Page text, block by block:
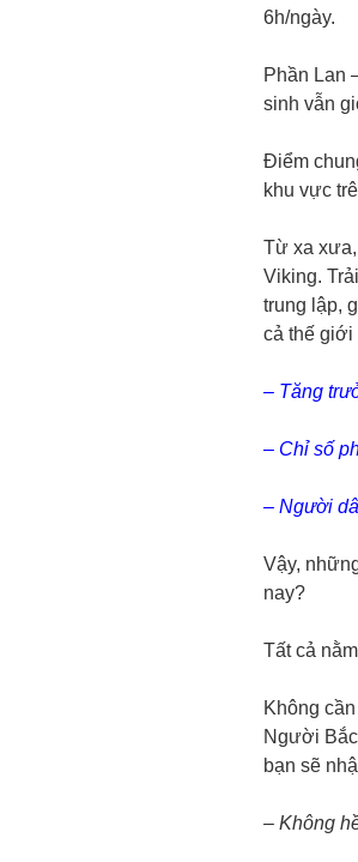
6h/ngày.
Phần Lan
sinh vẫn
Điểm
khu vực
Từ xa
Viking.
trung lập,
cả thế giới
– Tăng
– Chỉ số
– Người
Vậy,
nay?
Tất cả
Không
Người
bạn sẽ
– Không